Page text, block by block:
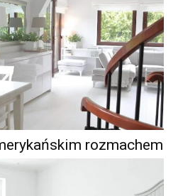
rozmachem